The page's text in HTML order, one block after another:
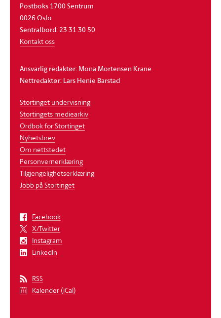
Postboks 1700 Sentrum
0026 Oslo
Sentralbord: 23 31 30 50
Kontakt oss
Ansvarlig redaktør: Mona Mortensen Krane
Nettredaktør: Lars Henie Barstad
Stortinget undervisning
Stortingets mediearkiv
Ordbok for Stortinget
Nyhetsbrev
Om nettstedet
Personvernerklæring
Tilgjengelighetserklæring
Jobb på Stortinget
Facebook
X/Twitter
Instagram
LinkedIn
RSS
Kalender (iCal)